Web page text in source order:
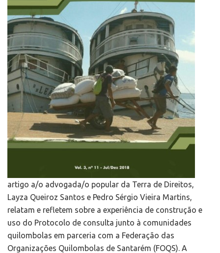
artigo a/o advogada/o popular da Terra de Direitos,
Layza Queiroz Santos e Pedro Sérgio Vieira Martins,
relatam e refletem sobre a experiência de construção e
uso do Protocolo de consulta junto à comunidades
quilombolas em parceria com a Federação das
Organizações Quilombolas de Santarém (FOQS). A